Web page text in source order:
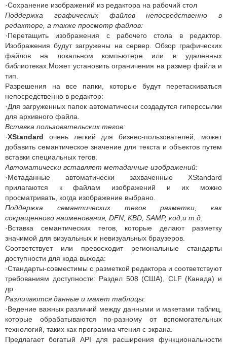
·Сохранение изображений из редактора на рабочий стол
Поддержка графических файлов непосредственно в
редакторе, а также просмотр файлов:
·Перетащить изображения с рабочего стола в редактор.
Изображения будут загружены на сервер. Обзор графических
файлов на локальном компьютере или в удаленных
библиотеках.Может установить ограничения на размер файла и
тип.
Разрешения на все папки, которые будут перетаскиваться
непосредственно в редактор:
·Для загруженных папок автоматически создадутся гиперссылки
для архивного файла.
Вставка пользовательских тегов:
·XStandard очень легкий для бизнес-пользователей, может
добавить семантическое значение для текста и объектов путем
вставки специальных тегов.
Автоматически вставляет метаданные изображений:
·Метаданные автоматически захваченные XStandard
прилагаются к файлам изображений и их можно
просматривать, когда изображение выбрано.
Поддержка семантических тегов разметки, как
сокращенного наименования, DFN, KBD, SAMP, код,и т.д.
·Вставка семантических тегов, которые делают разметку
значимой для визуальных и невизуальных браузеров.
Соответствует или превосходит региональные стандарты
доступности для кода выхода:
·Стандарты-совместимы с разметкой редактора и соответствуют
требованиям доступности: Раздел 508 (США), CLF (Канада) и
др.
Различаются данные и макет таблицы:
·Ведение важных различий между данными и макетами таблиц,
которые обрабатываются по-разному от вспомогательных
технологий, таких как программа чтения с экрана.
Предлагает богатый API для расширения функциональности